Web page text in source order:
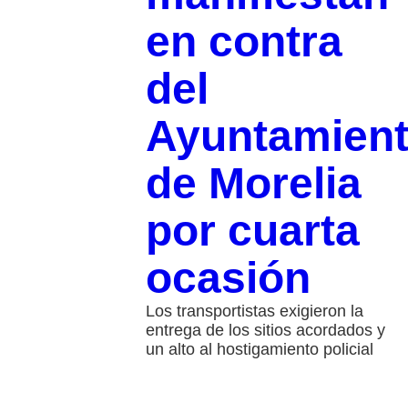
en contra
del
de Morelia
por cuarta
ocasión
Los transportistas exigieron la
entrega de los sitios acordados y
un alto al hostigamiento policial